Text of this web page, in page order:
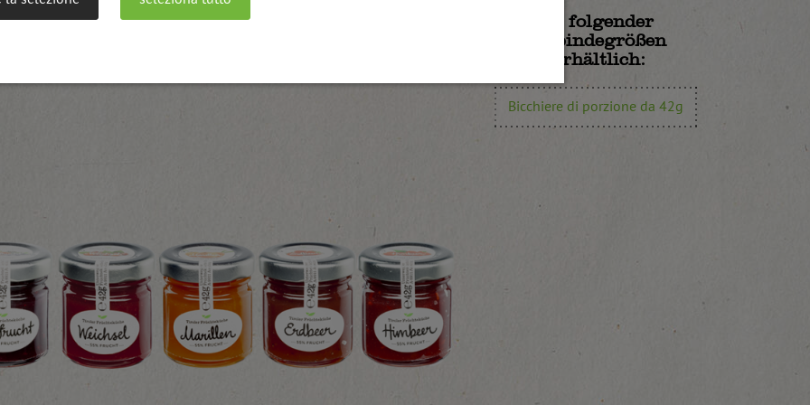
In folgender
Gebindegrößen
erhältlich:
Bicchiere di porzione da 42g